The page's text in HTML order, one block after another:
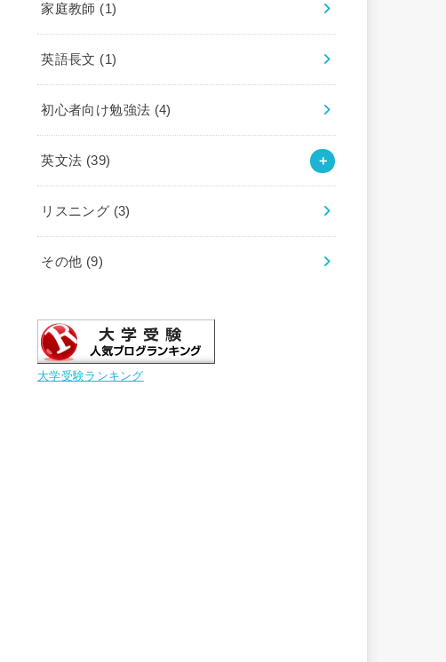
家庭教師 (1)
英語長文 (1)
初心者向け勉強法 (4)
英文法 (39)
リスニング (3)
その他 (9)
大学受験ランキング